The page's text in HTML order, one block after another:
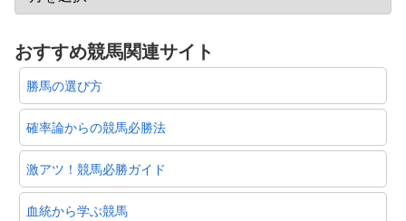
おすすめ競馬関連サイト
勝馬の選び方
確率論からの競馬必勝法
激アツ！競馬必勝ガイド
血統から学ぶ競馬